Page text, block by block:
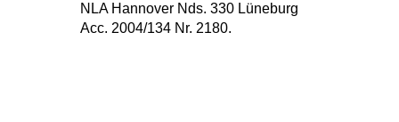
NLA Hannover Nds. 330 Lüneburg
Acc. 2004/134 Nr. 2180.